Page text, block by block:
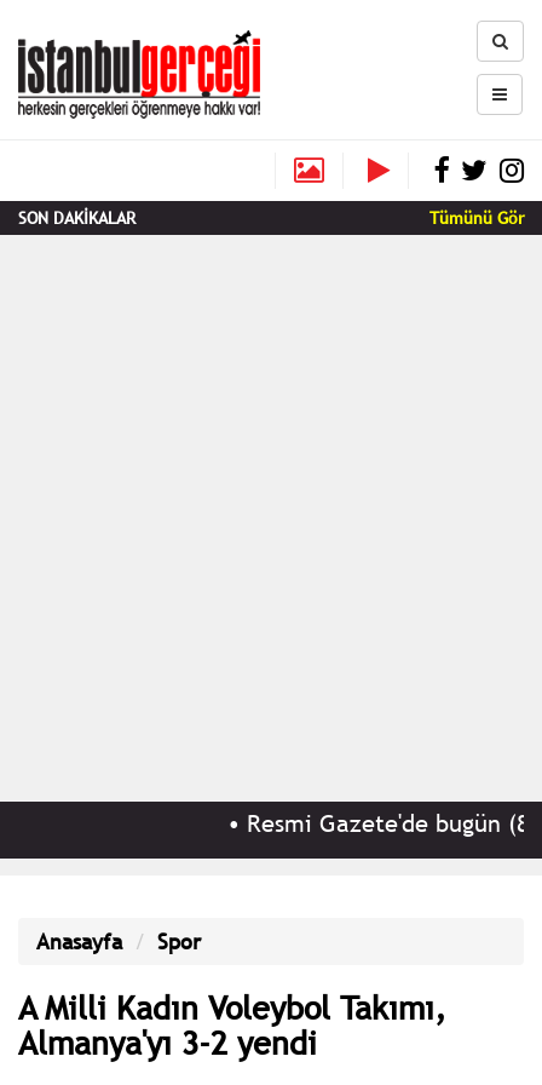
SON DAKİKALAR Tümünü Gör
Resmi Gazete'de bugün (8
Anasayfa Spor
A Milli Kadın Voleybol Takımı,
Almanya'yı 3-2 yendi